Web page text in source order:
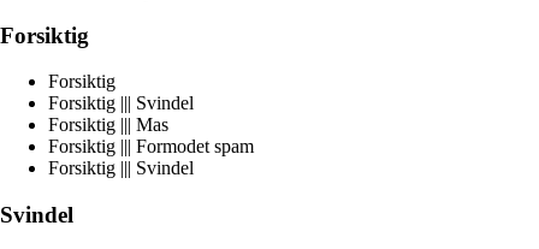
Forsiktig
Forsiktig
Forsiktig ||| Svindel
Forsiktig ||| Mas
Forsiktig ||| Formodet spam
Forsiktig ||| Svindel
Svindel